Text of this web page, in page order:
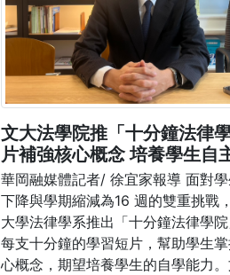
文大法學院推「十分鐘法律
片補強核心概念 培養學生自
華岡融媒體記者/ 徐宜家報導 面對
下降與學期縮減為16 週的雙重挑戰
大學法律學系推出「十分鐘法律學
每支十分鐘的學習短片，幫助學生
心概念，期望培養學生的自學能力